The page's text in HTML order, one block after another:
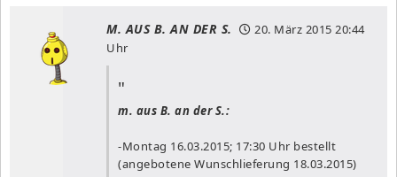
M. AUS B. AN DER S. 20. März 2015 20:44
Uhr
m. aus B. an der S.:
-Montag 16.03.2015; 17:30 Uhr bestellt
(angebotene Wunschlieferung 18.03.2015)